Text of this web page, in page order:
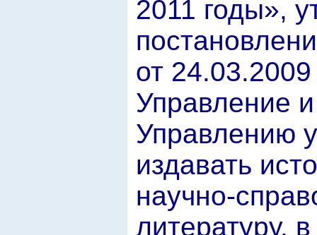
2011 годы»,
от
Управление
Управлению
издавать
научно-
литературу,